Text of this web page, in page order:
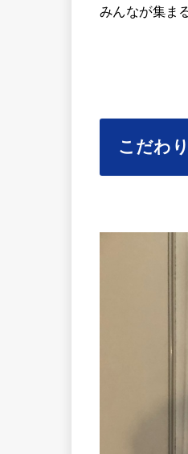
みんなが集ま
こだわ